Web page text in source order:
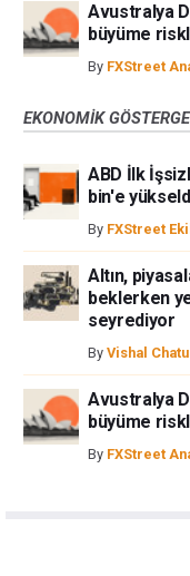
Avustralya
büyüme
By FXStreet
EKONOMIK GÖSTERGE
ABD İlk
bin'e
By FXStreet
Altın,
beklerken
seyrediyor
By Vishal
Avustralya
büyüme
By FXStreet